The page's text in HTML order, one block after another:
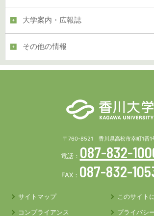
大学案内・広報誌
その他の情報
〒760-8521 香川県高松市幸町1番1
電話： 087-832-
FAX： 087-832-
サイトマップ
このサイト
コンプライアンス
プライバシ